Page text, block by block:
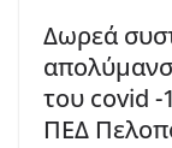
Δωρεά
του covid -
ΠΕΔ